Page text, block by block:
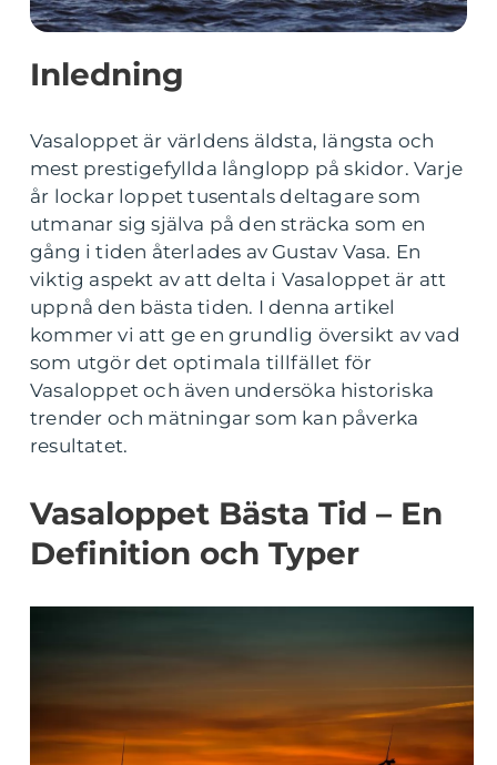
Inledning
Vasaloppet är världens äldsta, längsta och
mest prestigefyllda långlopp på skidor. Varje
år lockar loppet tusentals deltagare som
utmanar sig själva på den sträcka som en
gång i tiden återlades av Gustav Vasa. En
viktig aspekt av att delta i Vasaloppet är att
uppnå den bästa tiden. I denna artikel
kommer vi att ge en grundlig översikt av vad
som utgör det optimala tillfället för
Vasaloppet och även undersöka historiska
trender och mätningar som kan påverka
resultatet.
Vasaloppet Bästa Tid – En
Definition och Typer